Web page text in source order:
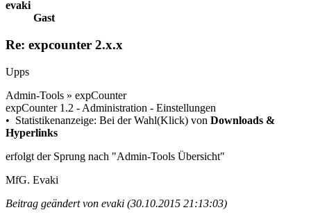
evaki
Gast
Re: expcounter 2.x.x
Upps
Admin-Tools » expCounter
expCounter 1.2 - Administration - Einstellungen
• Statistikenanzeige: Bei der Wahl(Klick) von Downloads &
Hyperlinks
erfolgt der Sprung nach "Admin-Tools Übersicht"
MfG. Evaki
Beitrag geändert von evaki (30.10.2015 21:13:03)